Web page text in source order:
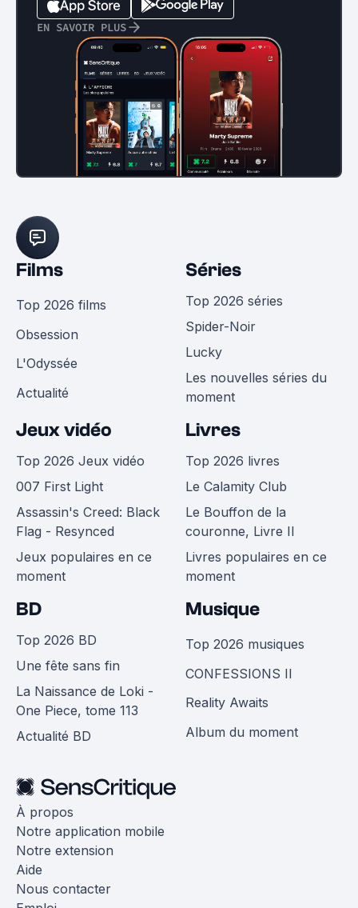
EN SAVOIR PLUS
Films
Top 2026 films
Obsession
L'Odyssée
Actualité
Séries
Top 2026 séries
Spider-Noir
Lucky
Les nouvelles séries du
moment
Jeux vidéo
Top 2026 Jeux vidéo
007 First Light
Assassin's Creed: Black
Flag - Resynced
Jeux populaires en ce
moment
Livres
Top 2026 livres
Le Calamity Club
Le Bouffon de la
couronne, Livre II
Livres populaires en ce
moment
BD
Top 2026 BD
Une fête sans fin
La Naissance de Loki -
One Piece, tome 113
Actualité BD
Musique
Top 2026 musiques
CONFESSIONS II
Reality Awaits
Album du moment
À propos
Notre application mobile
Notre extension
Aide
Nous contacter